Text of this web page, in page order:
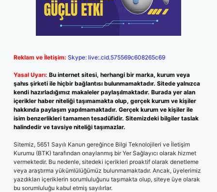
Reklam ve İletişim: Skype: live:.cid.575569c608265c69
Yasal Uyarı: Bu internet sitesi, herhangi bir marka, kurum veya
şahıs şirketi ile hiçbir bağlantısı bulunmamaktadır. Sitede yalnızca
kendi hazırladığımız makaleler paylaşılmaktadır. Burada yer alan
içerikler haber niteliği taşımamakta olup, gerçek kurum ve kişiler
hakkında paylaşım yapılmamaktadır. Gerçek kurum ve kişiler ile
isim benzerlikleri tamamen tesadüfidir. Sitemizdeki bilgiler taslak
halindedir ve tavsiye niteliği taşımazlar.
Sitemiz, 5651 Sayılı Kanun gereğince Bilgi Teknolojileri ve İletişim
Kurumu (BTK) tarafından onaylanmış bir Yer Sağlayıcı olarak hizmet
vermektedir. Bu nedenle, sitedeki içerikleri proaktif olarak denetleme
veya araştırma yükümlülüğümüz bulunmamaktadır. Ancak, üyelerimiz
yazdıkları içeriklerin sorumluluğunu taşımakta olup, siteye üye olarak
bu sorumluluğu kabul etmiş sayılırlar.